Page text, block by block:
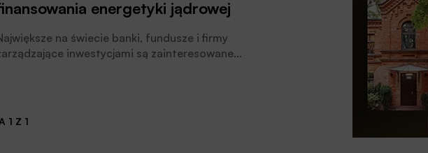
energetyki jądrowej
na świecie banki, fundusze i firmy
inwestycjami są zainteresowane
1 Z 1